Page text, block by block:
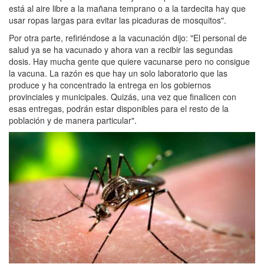
está al aire libre a la mañana temprano o a la tardecita hay que
usar ropas largas para evitar las picaduras de mosquitos".
Por otra parte, refiriéndose a la vacunación dijo: "El personal de
salud ya se ha vacunado y ahora van a recibir las segundas
dosis. Hay mucha gente que quiere vacunarse pero no consigue
la vacuna. La razón es que hay un solo laboratorio que las
produce y ha concentrado la entrega en los gobiernos
provinciales y municipales. Quizás, una vez que finalicen con
esas entregas, podrán estar disponibles para el resto de la
población y de manera particular".